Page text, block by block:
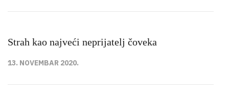
Strah kao najveći neprijatelj čoveka
13. NOVEMBAR 2020.